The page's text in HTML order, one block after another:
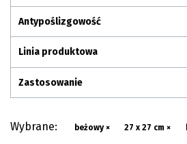
Antypoślizgowość
Linia produktowa
Zastosowanie
Wybrane: beżowy × 27 x 27 cm ×